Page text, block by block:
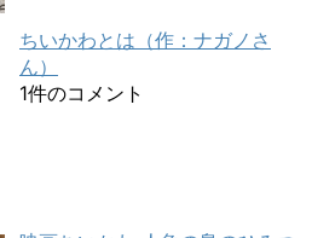
ちいかわとは（作：ナガノさ
ん）
1件のコメント